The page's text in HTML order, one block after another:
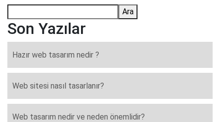
Ara
Son Yazılar
Hazır web tasarım nedir ?
Web sitesi nasıl tasarlanır?
Web tasarım nedir ve neden önemlidir?